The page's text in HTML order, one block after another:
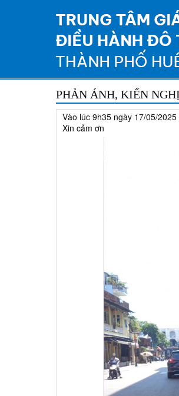
PHẢN ÁNH, KIẾN NGHỊ
Vào lúc 9h35 ngày 17/05/
Xin cảm ơn